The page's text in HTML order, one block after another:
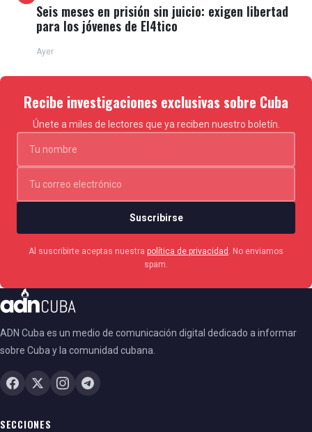
Seis meses en prisión sin juicio: exigen libertad
para los jóvenes de El4tico
Ayer
Recibe investigaciones exclusivas sobre Cuba
Únete a miles de lectores que ya reciben nuestro boletín.
Suscribirse
Al suscribirte aceptas nuestra política de privacidad
. No enviamos
spam.
ADN Cuba es un medio de comunicación digital dedicado a informar
sobre Cuba y la comunidad cubana.
SECCIONES